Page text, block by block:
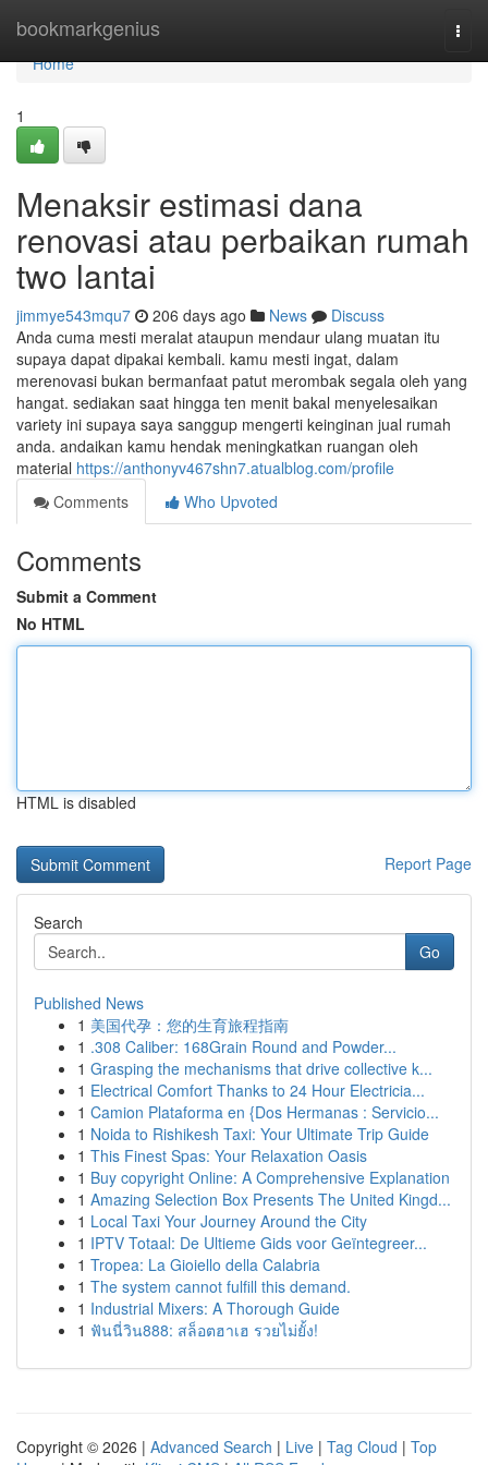
bookmarkgenius
Home
Home
1
Menaksir estimasi dana
renovasi atau perbaikan rumah
two lantai
jimmye543mqu7 206 days ago News
Discuss
Anda cuma mesti meralat ataupun mendaur ulang muatan itu
supaya dapat dipakai kembali. kamu mesti ingat, dalam
merenovasi bukan bermanfaat patut merombak segala oleh yang
hangat. sediakan saat hingga ten menit bakal menyelesaikan
variety ini supaya saya sanggup mengerti keinginan jual rumah
anda. andaikan kamu hendak meningkatkan ruangan oleh
material https://anthonyv467shn7.atualblog.com/profile
Comments
Who Upvoted
Comments
Submit a Comment
No HTML
HTML is disabled
Report Page
Search
Go
Published News
1 美国代孕：您的生育旅程指南
1 .308 Caliber: 168Grain Round and Powder...
1 Grasping the mechanisms that drive collective k...
1 Electrical Comfort Thanks to 24 Hour Electricia...
1 Camion Plataforma en {Dos Hermanas : Servicio...
1 Noida to Rishikesh Taxi: Your Ultimate Trip Guide
1 This Finest Spas: Your Relaxation Oasis
1 Buy copyright Online: A Comprehensive Explanation
1 Amazing Selection Box Presents The United Kingd...
1 Local Taxi Your Journey Around the City
1 IPTV Totaal: De Ultieme Gids voor Geïntegreer...
1 Tropea: La Gioiello della Calabria
1 The system cannot fulfill this demand.
1 Industrial Mixers: A Thorough Guide
1 ฟันนี่วิน888: สล็อตฮาเฮ รวยไม่ยั้ง!
Copyright © 2026 | Advanced Search | Live | Tag Cloud | Top